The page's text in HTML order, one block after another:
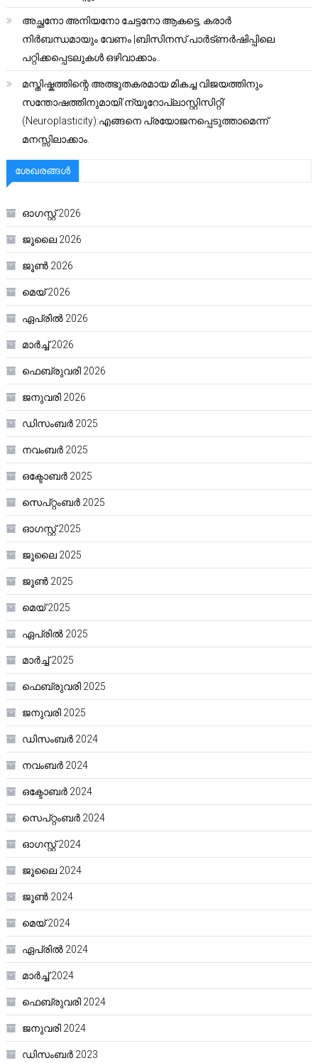
അച്ഛനോ അനിയനോ ചേട്ടനോ ആകട്ടെ, കരാർ
നിർബന്ധമായും വേണം |ബിസിനസ് പാർട്ണർഷിപ്പിലെ
പറ്റിക്കപ്പെടലുകൾ ഒഴിവാക്കാം..
മസ്തിഷ്കത്തിന്റെ അത്ഭുതകരമായ മികച്ച വിജയത്തിനും
സന്തോഷത്തിനുമായി’ന്യൂറോപ്ലാസ്റ്റിസിറ്റി’
(Neuroplasticity):എങ്ങനെ പ്രയോജനപ്പെടുത്താമെന്ന്
മനസ്സിലാക്കാം.
ശേഖരങ്ങൾ
ഓഗസ്റ്റ്‌ 2026
ജൂലൈ 2026
ജൂൺ 2026
മെയ്‌ 2026
ഏപ്രിൽ 2026
മാർച്ച്‌ 2026
ഫെബ്രുവരി 2026
ജനുവരി 2026
ഡിസംബർ 2025
നവംബർ 2025
ഒക്ടോബർ 2025
സെപ്റ്റംബർ 2025
ഓഗസ്റ്റ്‌ 2025
ജൂലൈ 2025
ജൂൺ 2025
മെയ്‌ 2025
ഏപ്രിൽ 2025
മാർച്ച്‌ 2025
ഫെബ്രുവരി 2025
ജനുവരി 2025
ഡിസംബർ 2024
നവംബർ 2024
ഒക്ടോബർ 2024
സെപ്റ്റംബർ 2024
ഓഗസ്റ്റ്‌ 2024
ജൂലൈ 2024
ജൂൺ 2024
മെയ്‌ 2024
ഏപ്രിൽ 2024
മാർച്ച്‌ 2024
ഫെബ്രുവരി 2024
ജനുവരി 2024
ഡിസംബർ 2023